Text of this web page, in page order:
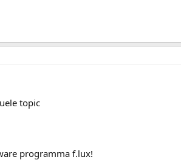
topic
programma f.lux!